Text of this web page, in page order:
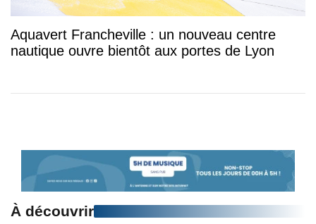
Aquavert Francheville : un nouveau centre
nautique ouvre bientôt aux portes de Lyon
À découvrir